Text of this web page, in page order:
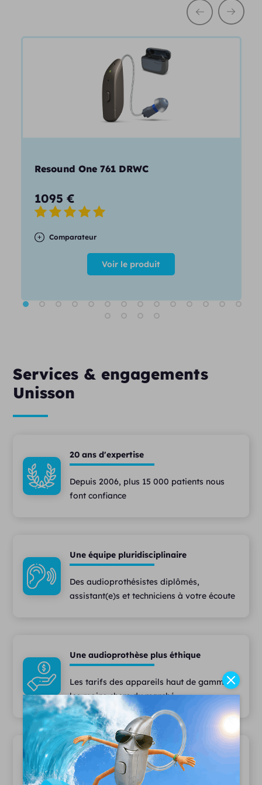
Pour plus de confort dans l’utilisation de cet émetteur,
il est possible de connecter son équipement
directement à l’aide de la télécommande Resound
Resound One 761 DRWC
1095 €
Comparateur
Voir le produit
Services & engagements
Unisson
20 ans d'expertise
Depuis 2006, plus 15 000 patients nous
font confiance
Une équipe pluridisciplinaire
Des audioprothésistes diplômés,
assistant(e)s et techniciens à votre écoute
Une audioprothèse plus éthique
Les tarifs des appareils haut de gamme
les moins chers du marché
Le plus large choix d'appareils auditifs
Plus de 1000 modèles disponibles